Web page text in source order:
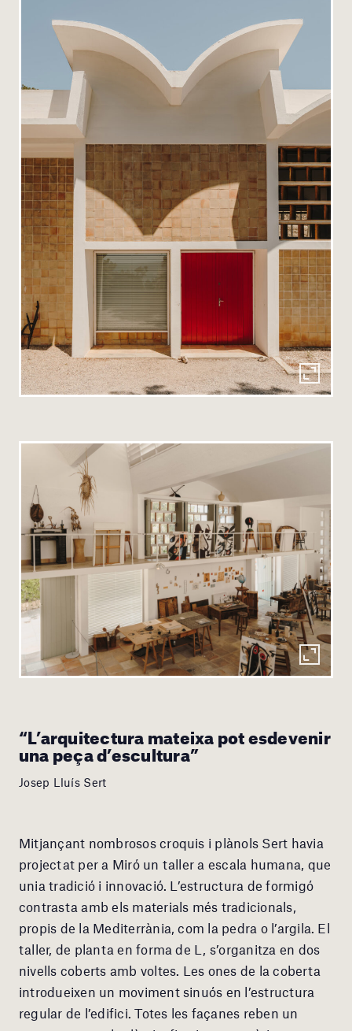
“L’arquitectura mateixa pot esdevenir
una peça d’escultura”
Josep Lluís Sert
Mitjançant nombrosos croquis i plànols Sert havia
projectat per a Miró un taller a escala humana, que
unia tradició i innovació. L’estructura de formigó
contrasta amb els materials més tradicionals,
propis de la Mediterrània, com la pedra o l’argila. El
taller, de planta en forma de L, s’organitza en dos
nivells coberts amb voltes. Les ones de la coberta
introdueixen un moviment sinuós en l’estructura
regular de l’edifici. Totes les façanes reben un